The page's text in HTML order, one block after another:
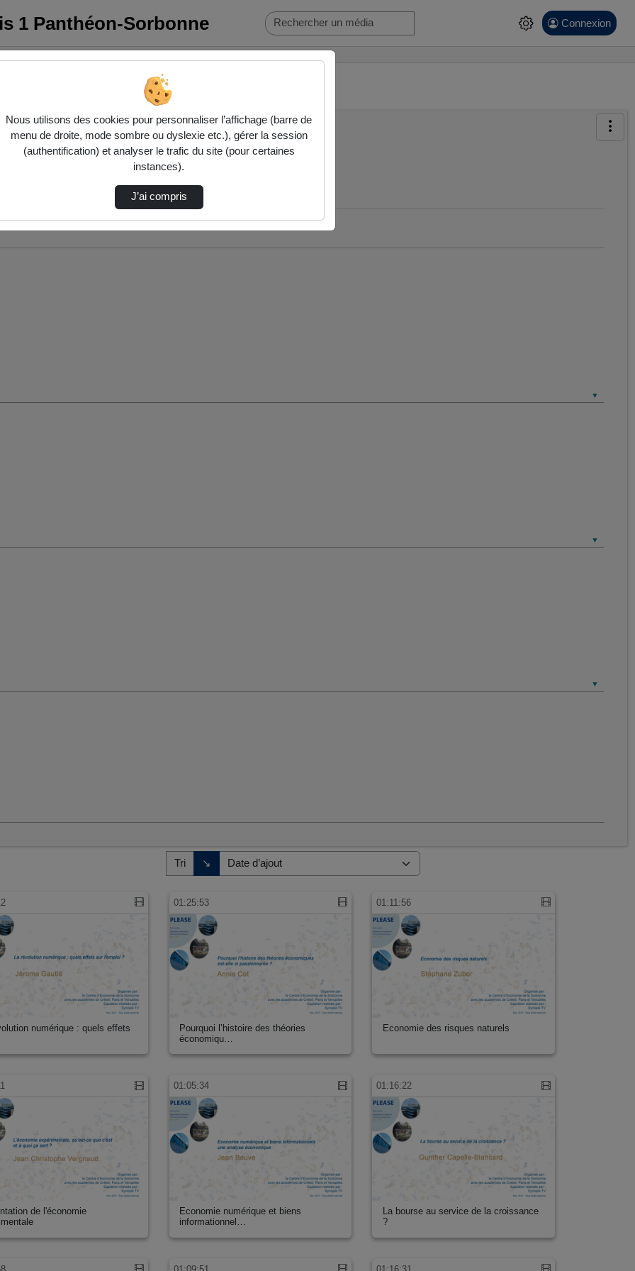
1 Panthéon-Sorbonne Connexion
ci-dessous. Consultez les options pour ajuster les résultats.
et sociales
Tri ↘
Direction de tri
numérique : quels effets
01:25:53
Pourquoi l’histoire des théories
économiqu…
01:11:56
Economie des risques naturels
de l'économie
01:05:34
Economie numérique et biens
informationnel…
01:16:22
La bourse au service de la croissance
?
Nous utilisons des cookies pour personnaliser l’affichage (barre de
menu de droite, mode sombre ou dyslexie etc.), gérer la session
(authentification) et analyser le trafic du site (pour certaines
instances).
J’ai compris